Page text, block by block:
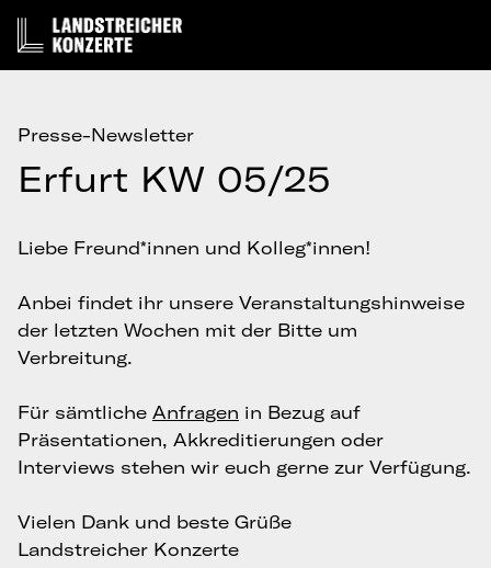
Presse-Newsletter
Erfurt KW 05/25
Liebe Freund*innen und Kolleg*innen!
Anbei findet ihr unsere Veranstaltungshinweise
der letzten Wochen mit der Bitte um
Verbreitung.
Für sämtliche Anfragen in Bezug auf
Präsentationen, Akkreditierungen oder
Interviews stehen wir euch gerne zur Verfügung.
Vielen Dank und beste Grüße
Landstreicher Konzerte